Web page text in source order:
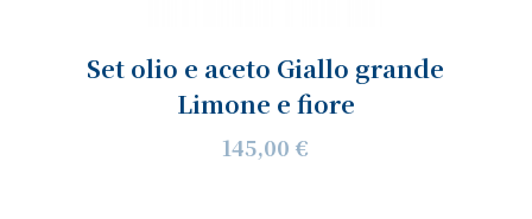
Set olio e aceto Giallo grande
Limone e fiore
145,00 €